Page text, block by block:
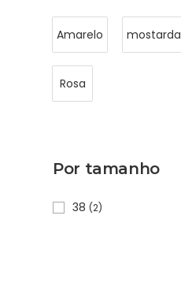
Amarelo mostarda
Rosa
Por tamanho
38 (2)